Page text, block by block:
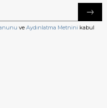
ve Aydınlatma Metnini kabul